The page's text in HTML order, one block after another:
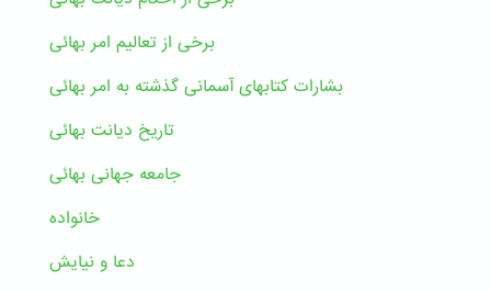
برخی از تعالیم امر بهائی
بشارات کتابهای آسمانی گذشته به امر بهائی
تاریخ دیانت بهائی
جامعه جهانی بهائی
خانواده
دعا و نیایش